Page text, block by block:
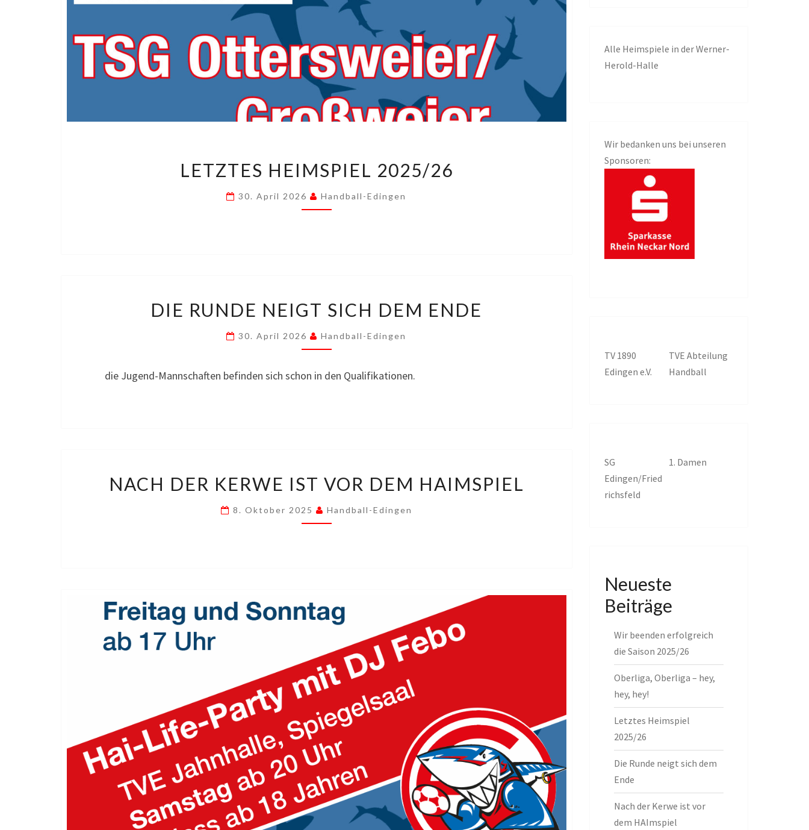
HEIMSPIEL
2025/26
LETZTES HEIMSPIEL 2025/26
30. April 2026 Handball-Edingen
RUNDE
NEIGT
SICH
DIE RUNDE NEIGT SICH DEM ENDE
30. April 2026 Handball-Edingen
die Jugend-Mannschaften befinden sich schon in den Qualifikationen.
DER
KERWE
IST
NACH DER KERWE IST VOR DEM HAIMSPIEL
8. Oktober 2025 Handball-Edingen
Alle Heimspiele in der Werner-
Herold-Halle
Wir bedanken uns bei unseren
Sponsoren:
TV 1890
Edingen e.V.
TVE Abteilung
Handball
SG
Edingen/Fried
richsfeld
1. Damen
Neueste
Beiträge
Wir beenden erfolgreich
die Saison 2025/26
Oberliga, Oberliga – hey,
hey, hey!
Letztes Heimspiel
2025/26
Die Runde neigt sich dem
Ende
Nach der Kerwe ist vor
dem HAImspiel